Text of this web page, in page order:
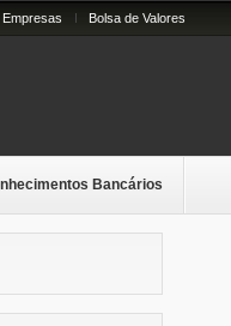
Bolsa de Valores
Bancários